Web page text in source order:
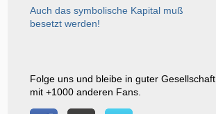
Auch das symbolische Kapital muß
besetzt werden!
Folge uns und bleibe in guter Gesellschaft
mit +1000 anderen Fans.